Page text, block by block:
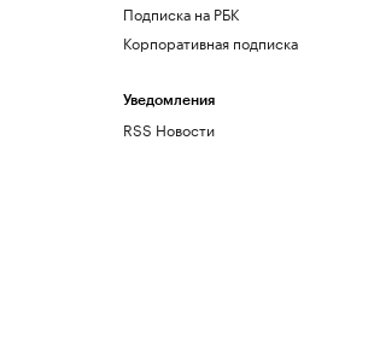
Подписка на РБК
Корпоративная подписка
Уведомления
RSS Новости